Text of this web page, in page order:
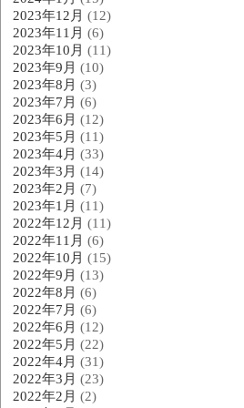
2023年12月 (12)
2023年11月 (6)
2023年10月 (11)
2023年9月 (10)
2023年8月 (3)
2023年7月 (6)
2023年6月 (12)
2023年5月 (11)
2023年4月 (33)
2023年3月 (14)
2023年2月 (7)
2023年1月 (11)
2022年12月 (11)
2022年11月 (6)
2022年10月 (15)
2022年9月 (13)
2022年8月 (6)
2022年7月 (6)
2022年6月 (12)
2022年5月 (22)
2022年4月 (31)
2022年3月 (23)
2022年2月 (2)